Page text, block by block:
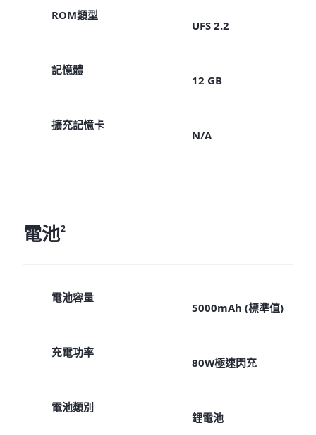
ROM類型
UFS 2.2
記憶體
12 GB
擴充記憶卡
N/A
電池2
電池容量
5000mAh (標準值)
充電功率
80W極速閃充
電池類別
鋰電池